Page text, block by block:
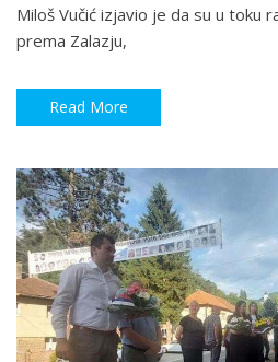
Miloš Vučić izjavio je da su u toku
prema Zalazju,
Read More